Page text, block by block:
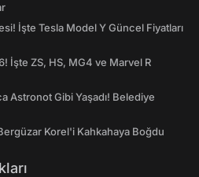
İşte Tesla Model Y Güncel Fiyatları
İşte ZS, HS, MG4 ve Marvel R
Astronot Gibi Yaşadı! Belediye
Korel'i Kahkahaya Boğdu